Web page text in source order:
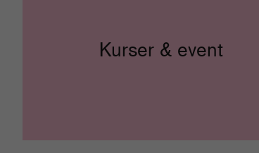
Kurser & event